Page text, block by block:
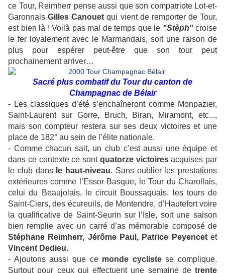
ce Tour, Reimherr pense aussi que son compatriote Lot-et-
GaronnaisGilles Canouet qui vient de remporter de Tour,
est bien là ! Voilà pas mal de temps que le "Stèph"croise
le fer loyalement avec le Marmandais, soit une raison de
plus pour espérer peut-être que son tour peut
prochainement arriver…
Sacré plus combatif du Tour du canton de
Champagnac de Bélair
- Les classiques d’été s’enchaîneront comme Monpazier,
Saint-Laurent sur Gorre, Bruch, Biran, Miramont, etc...,
mais son compteur restera sur ses deux victoires et une
place de 182° au sein de l’élite nationale.
- Comme chacun sait, un club c’est aussi une équipe et
dans ce contexte ce sont quatorze victoiresacquises par
le club dans le haut-niveau. Sans oublier les prestations
extérieures comme l’Essor Basque, le Tour du Charollais,
celui du Beaujolais, le circuit Boussaquais, les tours de
Saint-Ciers, des écureuils, de Montendre, d’Hautefort voire
la qualificative de Saint-Seurin sur l’Isle, soit une saison
bien remplie avec un carré d’as mémorable composé de
Stéphane Reimherr, Jérôme Paul, Patrice Peyencet et
Vincent Dedieu.
- Ajoutons aussi que ce monde cyclistese complique.
Surtout pour ceux qui effectuent une semaine de trente